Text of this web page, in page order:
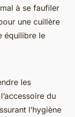
à se faufiler
une cuillère
équilibre le
les
du
l’hygiène